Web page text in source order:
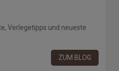
Verlegetipps und neueste
ZUM BLOG